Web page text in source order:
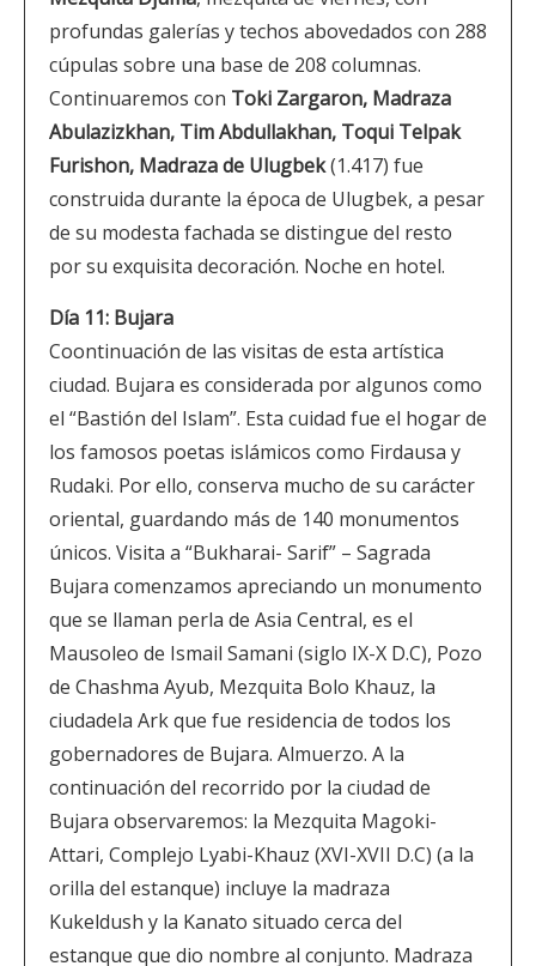
profundas galerías y techos abovedados con 288
cúpulas sobre una base de 208 columnas.
Continuaremos con Toki Zargaron, Madraza
Abulazizkhan, Tim Abdullakhan, Toqui Telpak
Furishon, Madraza de Ulugbek(1.417) fue
construida durante la época de Ulugbek, a pesar
de su modesta fachada se distingue del resto
por su exquisita decoración. Noche en hotel.
Día 11: Bujara
Coontinuación de las visitas de esta artística
ciudad. Bujara es considerada por algunos como
el “Bastión del Islam”. Esta cuidad fue el hogar de
los famosos poetas islámicos como Firdausa y
Rudaki. Por ello, conserva mucho de su carácter
oriental, guardando más de 140 monumentos
únicos. Visita a “Bukharai- Sarif” – Sagrada
Bujara comenzamos apreciando un monumento
que se llaman perla de Asia Central, es el
Mausoleo de Ismail Samani (siglo IX-X D.C), Pozo
de Chashma Ayub, Mezquita Bolo Khauz, la
ciudadela Ark que fue residencia de todos los
gobernadores de Bujara. Almuerzo. A la
continuación del recorrido por la ciudad de
Bujara observaremos: la Mezquita Magoki-
Attari, Complejo Lyabi-Khauz (XVI-XVII D.C) (a la
orilla del estanque) incluye la madraza
Kukeldush y la Kanato situado cerca del
estanque que dio nombre al conjunto. Madraza